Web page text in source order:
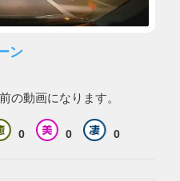
ン
の動画になります。
0 0 0